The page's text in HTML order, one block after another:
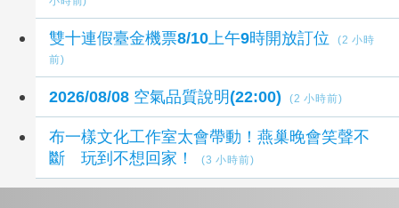
雙十連假臺金機票8/10上午9時開放訂位
(2 小時
前)
2026/08/08 空氣品質說明(22:00) (2 小時前)
布一樣文化工作室太會帶動！燕巢晚會笑聲不
斷 玩到不想回家！
(3 小時前)